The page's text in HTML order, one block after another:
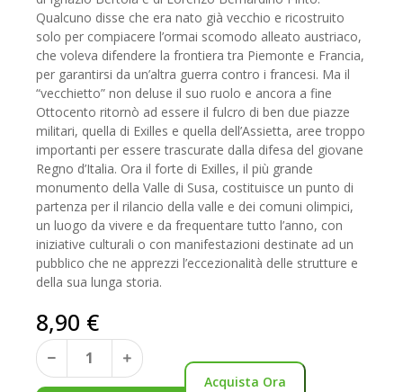
Qualcuno disse che era nato già vecchio e ricostruito
solo per compiacere l’ormai scomodo alleato austriaco,
che voleva difendere la frontiera tra Piemonte e Francia,
per garantirsi da un’altra guerra contro i francesi. Ma il
“vecchietto” non deluse il suo ruolo e ancora a fine
Ottocento ritornò ad essere il fulcro di ben due piazze
militari, quella di Exilles e quella dell’Assietta, aree troppo
importanti per essere trascurate dalla difesa del giovane
Regno d’Italia. Ora il forte di Exilles, il più grande
monumento della Valle di Susa, costituisce un punto di
partenza per il rilancio della valle e dei comuni olimpici,
un luogo da vivere e da frequentare tutto l’anno, con
iniziative culturali o con manifestazioni destinate ad un
pubblico che ne apprezzi l’eccezionalità delle strutture e
della sua lunga storia.
8,90 €
Acquista Ora